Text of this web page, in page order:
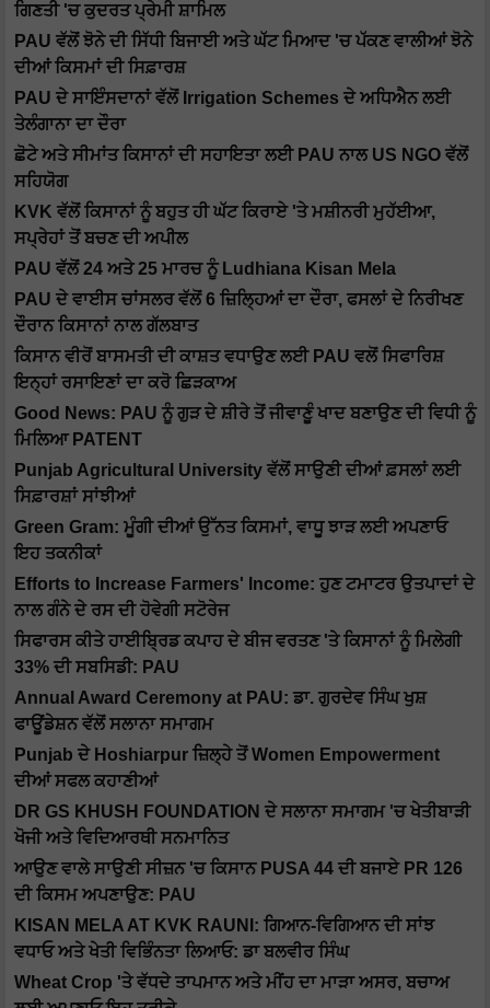
ਗਿਣਤੀ 'ਚ ਕੁਦਰਤ ਪ੍ਰੇਮੀ ਸ਼ਾਮਿਲ
PAU ਵੱਲੋਂ ਝੋਨੇ ਦੀ ਸਿੱਧੀ ਬਿਜਾਈ ਅਤੇ ਘੱਟ ਮਿਆਦ 'ਚ ਪੱਕਣ ਵਾਲੀਆਂ ਝੋਨੇ
ਦੀਆਂ ਕਿਸਮਾਂ ਦੀ ਸਿਫ਼ਾਰਸ਼
PAU ਦੇ ਸਾਇੰਸਦਾਨਾਂ ਵੱਲੋਂ Irrigation Schemes ਦੇ ਅਧਿਐਨ ਲਈ
ਤੇਲੰਗਾਨਾ ਦਾ ਦੌਰਾ
ਛੋਟੇ ਅਤੇ ਸੀਮਾਂਤ ਕਿਸਾਨਾਂ ਦੀ ਸਹਾਇਤਾ ਲਈ PAU ਨਾਲ US NGO ਵੱਲੋਂ
ਸਹਿਯੋਗ
KVK ਵੱਲੋਂ ਕਿਸਾਨਾਂ ਨੂੰ ਬਹੁਤ ਹੀ ਘੱਟ ਕਿਰਾਏ 'ਤੇ ਮਸ਼ੀਨਰੀ ਮੁਹੱਈਆ,
ਸਪ੍ਰੇਹਾਂ ਤੋਂ ਬਚਣ ਦੀ ਅਪੀਲ
PAU ਵੱਲੋਂ 24 ਅਤੇ 25 ਮਾਰਚ ਨੂੰ Ludhiana Kisan Mela
PAU ਦੇ ਵਾਈਸ ਚਾਂਸਲਰ ਵੱਲੋਂ 6 ਜ਼ਿਲ੍ਹਿਆਂ ਦਾ ਦੌਰਾ, ਫਸਲਾਂ ਦੇ ਨਿਰੀਖਣ
ਦੌਰਾਨ ਕਿਸਾਨਾਂ ਨਾਲ ਗੱਲਬਾਤ
ਕਿਸਾਨ ਵੀਰੋਂ ਬਾਸਮਤੀ ਦੀ ਕਾਸ਼ਤ ਵਧਾਉਣ ਲਈ PAU ਵਲੋਂ ਸਿਫਾਰਿਸ਼
ਇਨ੍ਹਾਂ ਰਸਾਇਣਾਂ ਦਾ ਕਰੋ ਛਿੜਕਾਅ
Good News: PAU ਨੂੰ ਗੁੜ ਦੇ ਸ਼ੀਰੇ ਤੋਂ ਜੀਵਾਣੂੰ ਖਾਦ ਬਣਾਉਣ ਦੀ ਵਿਧੀ ਨੂੰ
ਮਿਲਿਆ PATENT
Punjab Agricultural University ਵੱਲੋਂ ਸਾਉਣੀ ਦੀਆਂ ਫ਼ਸਲਾਂ ਲਈ
ਸਿਫ਼ਾਰਸ਼ਾਂ ਸਾਂਝੀਆਂ
Green Gram: ਮੂੰਗੀ ਦੀਆਂ ਉੱਨਤ ਕਿਸਮਾਂ, ਵਾਧੂ ਝਾੜ ਲਈ ਅਪਣਾਓ
ਇਹ ਤਕਨੀਕਾਂ
Efforts to Increase Farmers' Income: ਹੁਣ ਟਮਾਟਰ ਉਤਪਾਦਾਂ ਦੇ
ਨਾਲ ਗੰਨੇ ਦੇ ਰਸ ਦੀ ਹੋਵੇਗੀ ਸਟੋਰੇਜ
ਸਿਫਾਰਸ ਕੀਤੇ ਹਾਈਬ੍ਰਿਡ ਕਪਾਹ ਦੇ ਬੀਜ ਵਰਤਣ 'ਤੇ ਕਿਸਾਨਾਂ ਨੂੰ ਮਿਲੇਗੀ
33% ਦੀ ਸਬਸਿਡੀ: PAU
Annual Award Ceremony at PAU: ਡਾ. ਗੁਰਦੇਵ ਸਿੰਘ ਖੁਸ਼
ਫਾਊਂਡੇਸ਼ਨ ਵੱਲੋਂ ਸਲਾਨਾ ਸਮਾਗਮ
Punjab ਦੇ Hoshiarpur ਜ਼ਿਲ੍ਹੇ ਤੋਂ Women Empowerment
ਦੀਆਂ ਸਫਲ ਕਹਾਣੀਆਂ
DR GS KHUSH FOUNDATION ਦੇ ਸਲਾਨਾ ਸਮਾਗਮ 'ਚ ਖੇਤੀਬਾੜੀ
ਖੋਜੀ ਅਤੇ ਵਿਦਿਆਰਥੀ ਸਨਮਾਨਿਤ
ਆਉਣ ਵਾਲੇ ਸਾਉਣੀ ਸੀਜ਼ਨ 'ਚ ਕਿਸਾਨ PUSA 44 ਦੀ ਬਜਾਏ PR 126
ਦੀ ਕਿਸਮ ਅਪਣਾਉਣ: PAU
KISAN MELA AT KVK RAUNI: ਗਿਆਨ-ਵਿਗਿਆਨ ਦੀ ਸਾਂਝ
ਵਧਾਓ ਅਤੇ ਖੇਤੀ ਵਿਭਿੰਨਤਾ ਲਿਆਓ: ਡਾ ਬਲਵੀਰ ਸਿੰਘ
Wheat Crop 'ਤੇ ਵੱਧਦੇ ਤਾਪਮਾਨ ਅਤੇ ਮੀਂਹ ਦਾ ਮਾੜਾ ਅਸਰ, ਬਚਾਅ